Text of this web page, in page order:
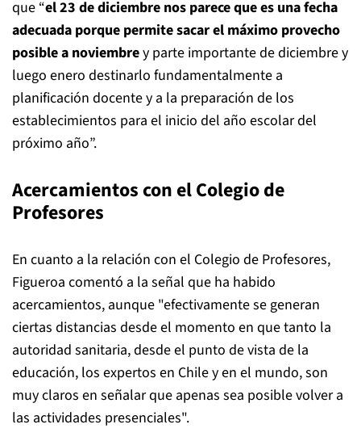
que “el 23 de diciembre nos parece que es una fecha
adecuada porque permite sacar el máximo provecho
posible a noviembrey parte importante de diciembre y
luego enero destinarlo fundamentalmente a
planificación docente y a la preparación de los
establecimientos para el inicio del año escolar del
próximo año”.
Acercamientos con el Colegio de
Profesores
En cuanto a la relación con el Colegio de Profesores,
Figueroa comentó a la señal que ha habido
acercamientos, aunque "efectivamente se generan
ciertas distancias desde el momento en que tanto la
autoridad sanitaria, desde el punto de vista de la
educación, los expertos en Chile y en el mundo, son
muy claros en señalar que apenas sea posible volver a
las actividades presenciales".